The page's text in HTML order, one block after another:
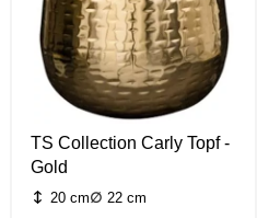
TS Collection Carly Topf -
Gold
20 cm 22 cm